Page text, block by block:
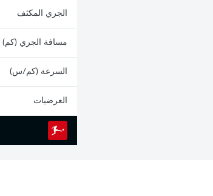
الجري المكثف
مسافة الجري (كم)
السرعة (كم/س)
العرضيات